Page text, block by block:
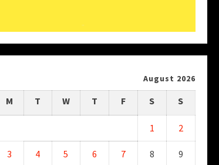
August 2026
M T W T F S S
1 2
3 4 5 6 7 8 9